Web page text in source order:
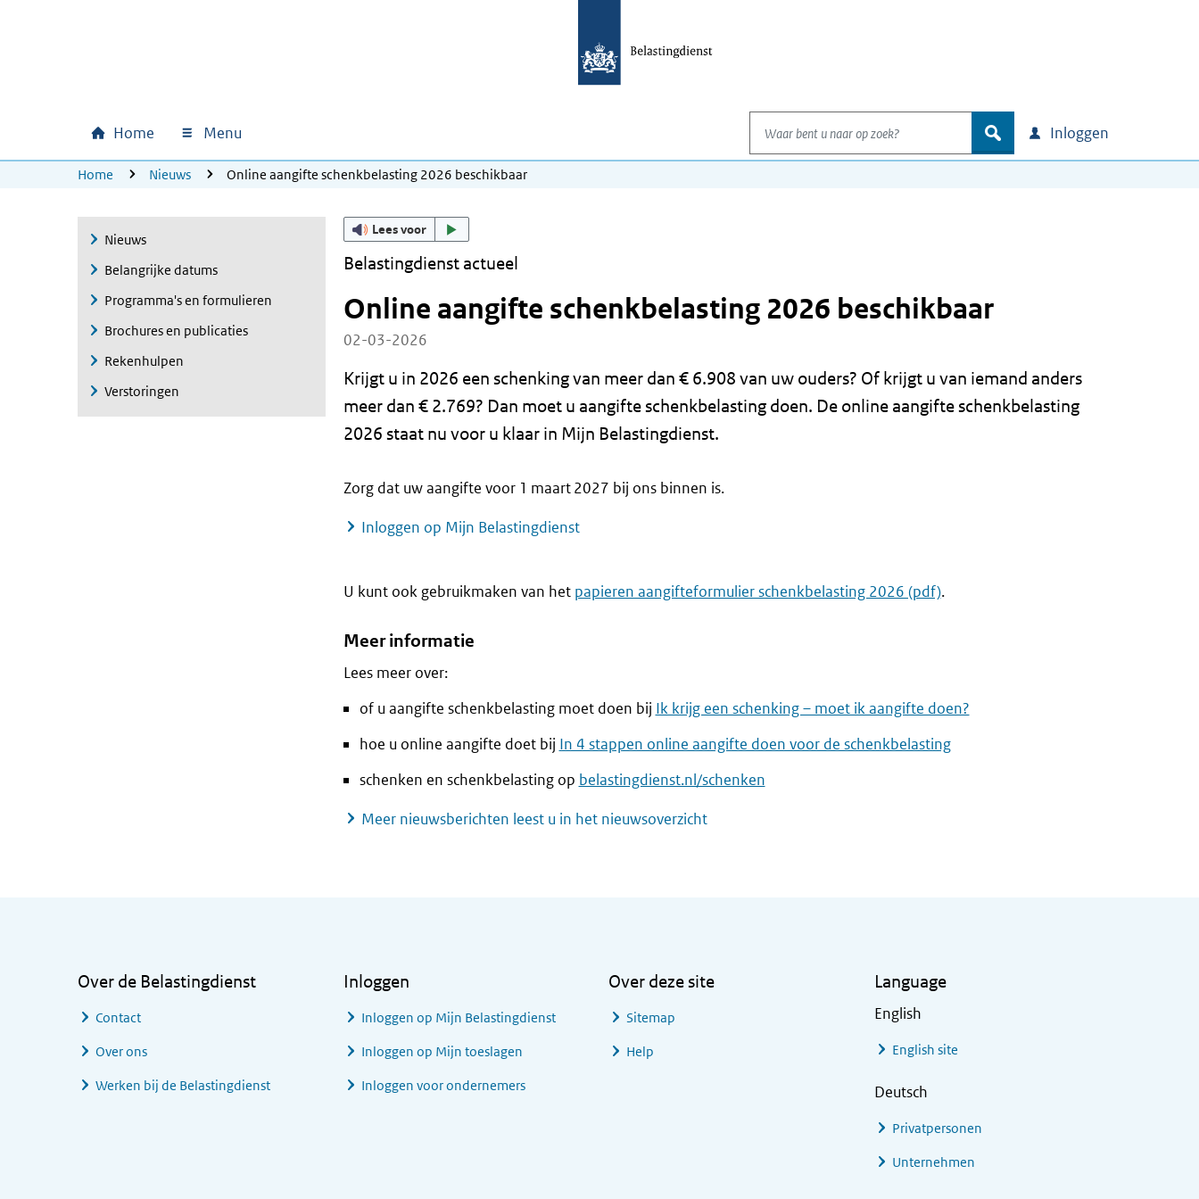
Hoofdnavigatie
Home Menu
Waar bent u naar op zoek?
zoek Inloggen
U bevindt zich hier:
Home Nieuws Online aangifte schenkbelasting 2026 beschikbaar
Nieuws
Belangrijke datums
Programma's en formulieren
Brochures en publicaties
Rekenhulpen
Verstoringen
Lees voor
Online aangifte schenkbelasting 2026 beschikbaar
02-03-2026
Belastingdienst actueel
Krijgt u in 2026 een schenking van meer dan € 6.908 van uw ouders? Of krijgt u van iemand anders
meer dan € 2.769? Dan moet u aangifte schenkbelasting doen. De online aangifte schenkbelasting
2026 staat nu voor u klaar in Mijn Belastingdienst.
Zorg dat uw aangifte voor 1 maart 2027 bij ons binnen is.
Inloggen op Mijn Belastingdienst
U kunt ook gebruikmaken van het papieren aangifteformulier schenkbelasting 2026 (pdf).
Meer informatie
Lees meer over:
of u aangifte schenkbelasting moet doen bij Ik krijg een schenking – moet ik aangifte doen?
hoe u online aangifte doet bij In 4 stappen online aangifte doen voor de schenkbelasting
schenken en schenkbelasting op belastingdienst.nl/schenken
Meer nieuwsberichten leest u in het nieuwsoverzicht
Over de Belastingdienst
Contact
Over ons
Werken bij de Belastingdienst
Inloggen
Inloggen op Mijn Belastingdienst
Inloggen op Mijn toeslagen
Inloggen voor ondernemers
Over deze site
Sitemap
Help
Language
English
English site
Deutsch
Privatpersonen
Unternehmen